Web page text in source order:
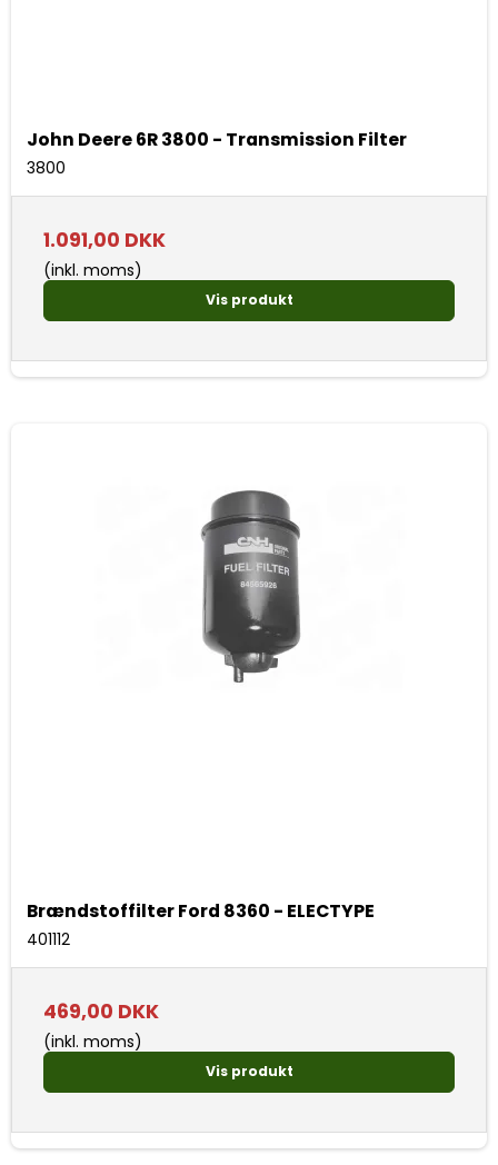
John Deere 6R 3800 - Transmission Filter
3800
1.091,00 DKK
(inkl. moms)
Vis produkt
Brændstoffilter Ford 8360 - ELECTYPE
401112
469,00 DKK
(inkl. moms)
Vis produkt